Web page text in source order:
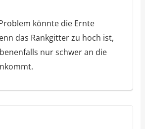
könnte die Ernte
das Rankgitter zu hoch ist,
nur schwer an die